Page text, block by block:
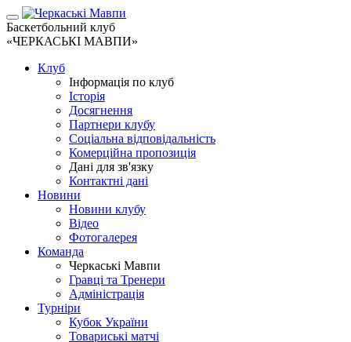
Баскетбольний клуб
«ЧЕРКАСЬКІ МАВПИ»
Клуб
Інформація по клуб
Історія
Досягнення
Партнери клубу
Соціальна відповідальність
Комерційна пропозиція
Дані для зв'язку
Контактні дані
Новини
Новини клубу
Відео
Фотогалерея
Команда
Черкаські Мавпи
Гравці та Тренери
Адміністрація
Турніри
Кубок України
Товариські матчі